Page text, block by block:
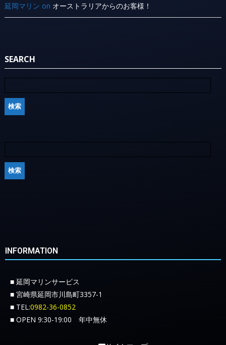
延岡マリン on オーストラリアからのお客様！
SEARCH
INFORMATION
■ 延岡マリンサービス
■ 宮崎県延岡市川島町3357-1
■ TEL:0982-36-0852
■ OPEN 9:30-19:00 年中無休